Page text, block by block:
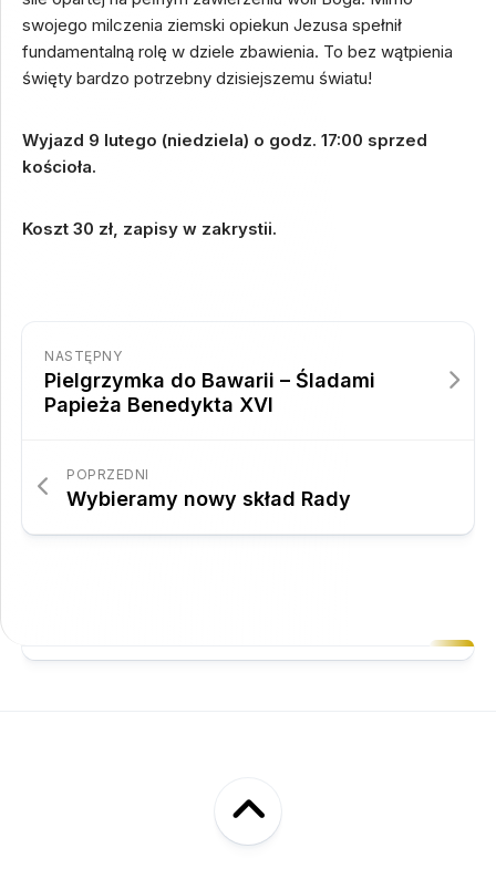
swojego milczenia ziemski opiekun Jezusa spełnił
fundamentalną rolę w dziele zbawienia. To bez wątpienia
święty bardzo potrzebny dzisiejszemu światu!
Wyjazd 9 lutego (niedziela) o godz. 17:00 sprzed
kościoła.
Koszt 30 zł, zapisy w zakrystii.
NASTĘPNY
Pielgrzymka do Bawarii – Śladami
Papieża Benedykta XVI
POPRZEDNI
Wybieramy nowy skład Rady